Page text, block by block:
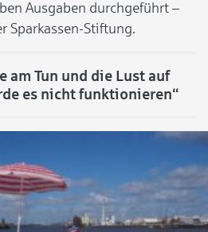
Ausgaben durchgeführt –
Sparkassen-Stiftung.
am Tun und die Lust auf
es nicht funktionieren“